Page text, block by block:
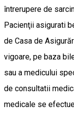
întrerupere de
Pacienţii asigurati
de Casa de
vigoare, pe baza
sau a medicului
de consultatii
medicale se